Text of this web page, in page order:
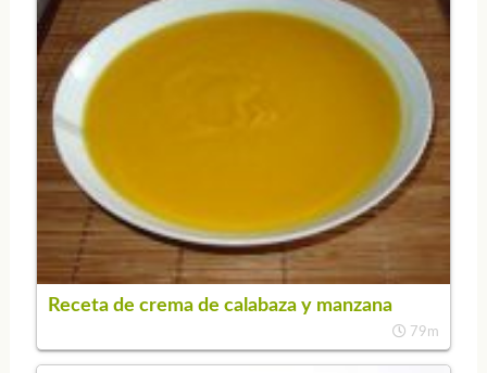
Receta de crema de calabaza y manzana
79m